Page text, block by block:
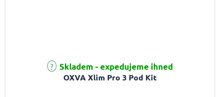
OXVA Xlim Pro 3 Pod Kit
Průměrné hodnocení produktu je 5,0 z 5 hvězdiček.
Skladem - expedujeme ihned